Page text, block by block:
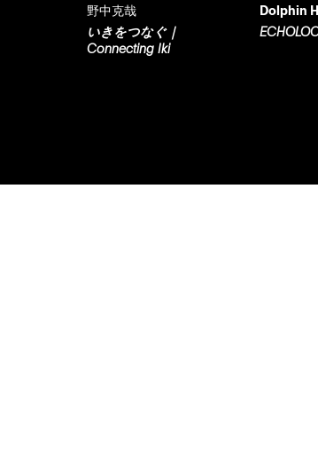
野中克哉
いきをつなぐ｜
Connecting Iki
Dolphin